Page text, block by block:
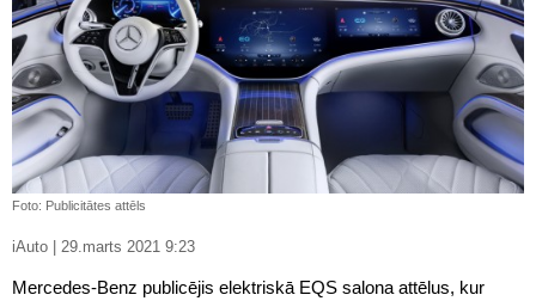
Foto: Publicitātes attēls
iAuto | 29.marts 2021 9:23
Mercedes-Benz publicējis elektriskā EQS salona attēlus, kur